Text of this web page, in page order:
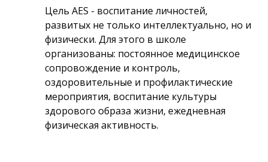
Цель AES - воспитание личностей,
развитых не только интеллектуально, но и
физически. Для этого в школе
организованы: постоянное медицинское
сопровождение и контроль,
оздоровительные и профилактические
мероприятия, воспитание культуры
здорового образа жизни, ежедневная
физическая активность.